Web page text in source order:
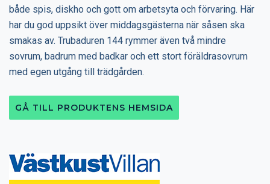
både spis, diskho och gott om arbetsyta och förvaring. Här
har du god uppsikt över middagsgästerna när såsen ska
smakas av. Trubaduren 144 rymmer även två mindre
sovrum, badrum med badkar och ett stort föräldrasovrum
med egen utgång till trädgården.
GÅ TILL PRODUKTENS HEMSIDA